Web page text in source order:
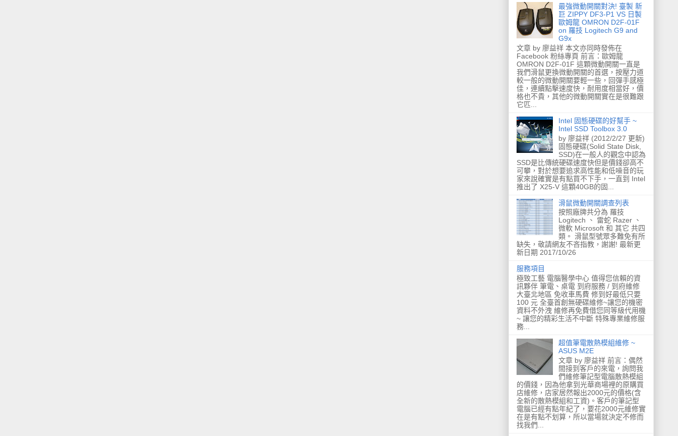
最強微動開關對決! 臺製 新
巨 ZIPPY DF3-P1 VS 日製
歐姆龍 OMRON D2F-01F
on 羅技 Logitech G9 and
G9x
文章 by 廖益祥 本文亦同時發佈在
Facebook 粉絲專頁 前言：歐姆龍
OMRON D2F-01F 這顆微動開關一直是
我們滑鼠更換微動開關的首選，按壓力道
較一般的微動開關要輕一些，回彈手感極
佳，連續點擊速度快，耐用度相當好，價
格也不貴，其他的微動開關實在是很難跟
它匹...
Intel 固態硬碟的好幫手 ~
Intel SSD Toolbox 3.0
by 廖益祥 (2012/2/27 更新)
固態硬碟(Solid State Disk,
SSD)在一般人的觀念中認為
SSD是比傳統硬碟速度快但是價錢卻高不
可攀，對於想要追求高性能和低噪音的玩
家來說確實是有點買不下手，一直到 Intel
推出了 X25-V 這顆40GB的固...
滑鼠微動開關調查列表
按照廠牌共分為 羅技
Logitech 、 雷蛇 Razer 、
微軟 Microsoft 和 其它 共四
類。 滑鼠型號眾多難免有所
缺失，敬請網友不吝指教，謝謝! 最新更
新日期 2017/10/26
服務項目
極致工藝 電腦醫學中心 值得您信賴的資
訊夥伴 筆電、桌電 到府服務 / 到府維修
大臺北地區 免收車馬費 修到好最低只要
100 元 全臺首創無硬碟維修~讓您的機密
資料不外洩 維修再免費借您同等級代用機
~ 讓您的精彩生活不中斷 特殊專業維修服
務...
超值筆電散熱模組維修 ~
ASUS M2E
文章 by 廖益祥 前言：偶然
間接到客戶的來電，詢問我
們維修筆記型電腦散熱模組
的價錢，因為他拿到光華商場裡的原購買
店維修，店家居然報出2000元的價格(含
全新的散熱模組和工資)。客戶的筆記型
電腦已經有點年紀了，要花2000元維修實
在是有點不划算，所以當場就決定不修而
找我們...